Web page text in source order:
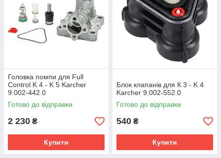
Головка помпи для Full
Control K 4 - K 5 Karcher
9.002-442.0
Готово до відправки
2 230 ₴
Купити
Блок клапанів для К 3 - K 4
Karcher 9.002-552.0
Готово до відправки
540 ₴
Купити